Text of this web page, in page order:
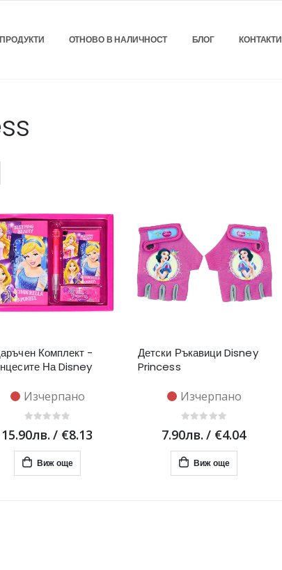
ОТНОВО В НАЛИЧНОСТ БЛОГ КОНТАКТИ
Комплект -
На Disney
Изчерпано
15.90лв. / €8.13
Виж още
Детски Ръкавици Disney
Princess
Изчерпано
7.90лв. / €4.04
Виж още